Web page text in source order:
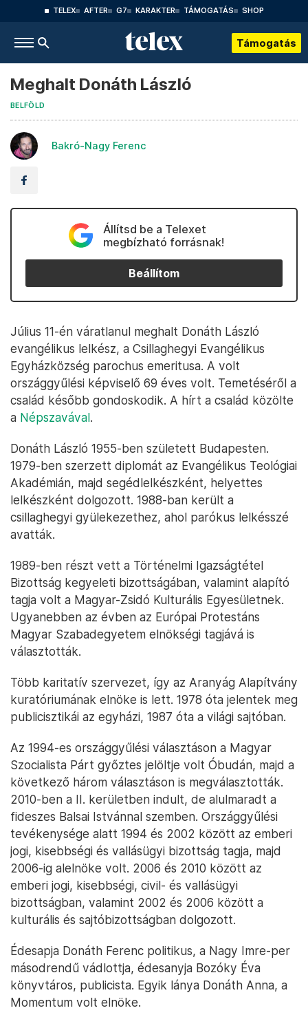
TELEX AFTER G7 KARAKTER TÁMOGATÁS SHOP
Támogatás
Meghalt Donáth László
BELFÖLD
Bakró-Nagy Ferenc
Állítsd be a Telexet
megbízható forrásnak!
Beállítom
Július 11-én váratlanul meghalt Donáth László
evangélikus lelkész, a Csillaghegyi Evangélikus
Egyházközség parochus emeritusa. A volt
országgyűlési képviselő 69 éves volt. Temetéséről a
család később gondoskodik. A hírt a család közölte
a Népszavával.
Donáth László 1955-ben született Budapesten.
1979-ben szerzett diplomát az Evangélikus Teológiai
Akadémián, majd segédlelkészként, helyettes
lelkészként dolgozott. 1988-ban került a
csillaghegyi gyülekezethez, ahol parókus lelkésszé
avatták.
1989-ben részt vett a Történelmi Igazságtétel
Bizottság kegyeleti bizottságában, valamint alapító
tagja volt a Magyar-Zsidó Kulturális Egyesületnek.
Ugyanebben az évben az Európai Protestáns
Magyar Szabadegyetem elnökségi tagjává is
választották.
Több karitatív szervezet, így az Aranyág Alapítvány
kuratóriumának elnöke is lett. 1978 óta jelentek meg
publicisztikái az egyházi, 1987 óta a világi sajtóban.
Az 1994-es országgyűlési választáson a Magyar
Szocialista Párt győztes jelöltje volt Óbudán, majd a
következő három választáson is megválasztották.
2010-ben a II. kerületben indult, de alulmaradt a
fideszes Balsai Istvánnal szemben. Országgyűlési
tevékenysége alatt 1994 és 2002 között az emberi
jogi, kisebbségi és vallásügyi bizottság tagja, majd
2006-ig alelnöke volt. 2006 és 2010 között az
emberi jogi, kisebbségi, civil- és vallásügyi
bizottságban, valamint 2002 és 2006 között a
kulturális és sajtóbizottságban dolgozott.
Édesapja Donáth Ferenc politikus, a Nagy Imre-per
másodrendű vádlottja, édesanyja Bozóky Éva
könyvtáros, publicista. Egyik lánya Donáth Anna, a
Momentum volt elnöke.